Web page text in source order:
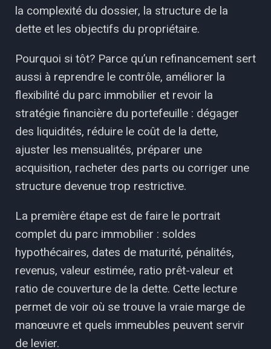
la complexité du dossier, la structure de la
dette et les objectifs du propriétaire.
Pourquoi si tôt? Parce qu’un refinancement sert
aussi à reprendre le contrôle, améliorer la
flexibilité du parc immobilier et revoir la
stratégie financière du portefeuille : dégager
des liquidités, réduire le coût de la dette,
ajuster les mensualités, préparer une
acquisition, racheter des parts ou corriger une
structure devenue trop restrictive.
La première étape est de faire le portrait
complet du parc immobilier : soldes
hypothécaires, dates de maturité, pénalités,
revenus, valeur estimée, ratio prêt-valeur et
ratio de couverture de la dette. Cette lecture
permet de voir où se trouve la vraie marge de
manœuvre et quels immeubles peuvent servir
de levier.